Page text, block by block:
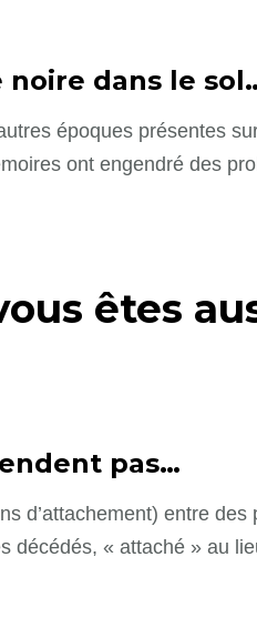
noire dans le
époques présentes
ont engendré des
êtes
pas…
d’attachement) entre
décédés, « attaché » au